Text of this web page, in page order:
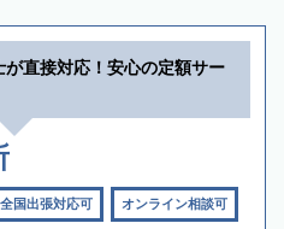
が直接対応！安心の定額サー
全国出張対応可 オンライン相談可